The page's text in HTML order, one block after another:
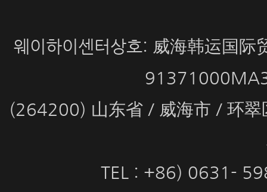
웨이하이센터상호: 威海韩运国
(264200) 山东省 / 威海市 / 环
TEL : +86) 0631-